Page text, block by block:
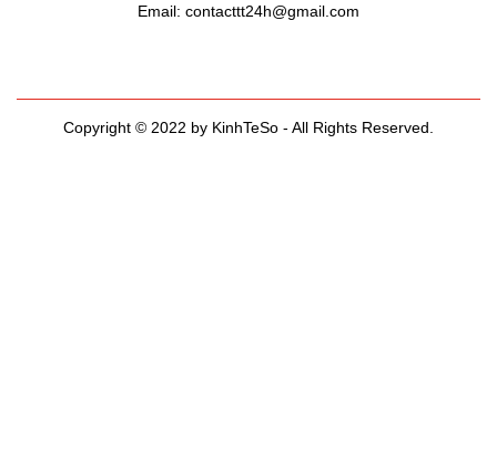
Email: contacttt24h@gmail.com
Copyright © 2022 by KinhTeSo - All Rights Reserved.